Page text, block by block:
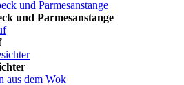
und Parmesanstange